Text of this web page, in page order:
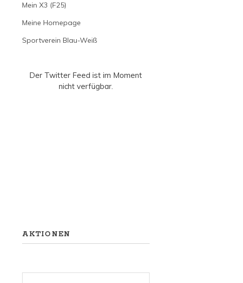
Mein X3 (F25)
Meine Homepage
Sportverein Blau-Weiß
Der Twitter Feed ist im Moment
nicht verfügbar.
AKTIONEN